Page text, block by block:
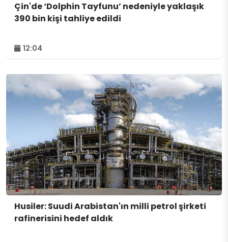
Çin'de ‘Dolphin Tayfunu’ nedeniyle yaklaşık
390 bin kişi tahliye edildi
12:04
Husiler: Suudi Arabistan'ın milli petrol şirketi
rafinerisini hedef aldık